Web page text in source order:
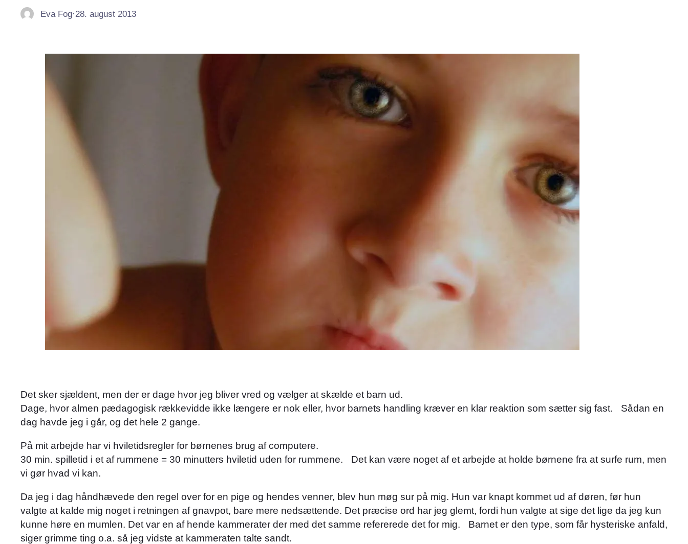
Eva Fog·28. august 2013
Det sker sjældent, men der er dage hvor jeg bliver vred og vælger at skælde et barn ud.
Dage, hvor almen pædagogisk rækkevidde ikke længere er nok eller, hvor barnets handling kræver en klar reaktion som sætter sig fast. Sådan en
dag havde jeg i går, og det hele 2 gange.
På mit arbejde har vi hviletidsregler for børnenes brug af computere.
30 min. spilletid i et af rummene = 30 minutters hviletid uden for rummene. Det kan være noget af et arbejde at holde børnene fra at surfe rum, men
vi gør hvad vi kan.
Da jeg i dag håndhævede den regel over for en pige og hendes venner, blev hun møg sur på mig. Hun var knapt kommet ud af døren, før hun
valgte at kalde mig noget i retningen af gnavpot, bare mere nedsættende. Det præcise ord har jeg glemt, fordi hun valgte at sige det lige da jeg kun
kunne høre en mumlen. Det var en af hende kammerater der med det samme refererede det for mig. Barnet er den type, som får hysteriske anfald,
siger grimme ting o.a. så jeg vidste at kammeraten talte sandt.